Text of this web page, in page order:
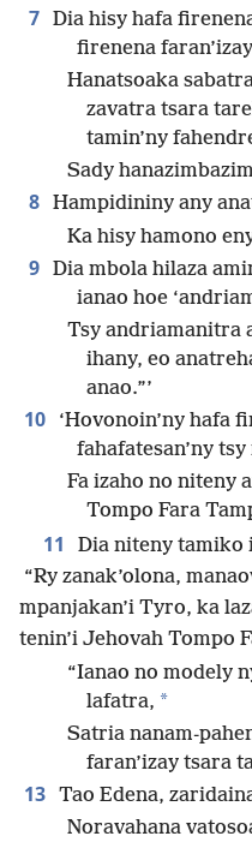
7 Dia hisy hafa
firenena
Hanatsoaka
zavatra tsara
tamin’ny
Sady
8 Hampidininy any
Ka hisy hamono
9 Dia mbola hilaza
ianao hoe
Tsy andriamanitra
ihany, eo
anao.”’
10
‘Hovonoin’ny hafa
fahafatesan’ny
Fa izaho no niteny
Tompo Fara
11 Dia niteny tamiko
“Ry zanak’olona,
mpanjakan’i Tyro, ka
tenin’i Jehovah Tompo
“Ianao no modely
lafatra, *
Satria nanam-
faran’izay tsara
13 Tao Edena,
Noravahana